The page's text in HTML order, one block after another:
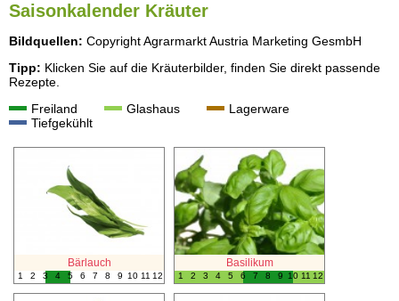
Saisonkalender Kräuter
Bildquellen: Copyright Agrarmarkt Austria Marketing GesmbH
Tipp: Klicken Sie auf die Kräuterbilder, finden Sie direkt passende
Rezepte.
Freiland
Glashaus
Lagerware
Tiefgekühlt
Bärlauch
1 2 3 4 5 6 7 8 9 10 11 12
Basilikum
1 2 3 4 5 6 7 8 9 10 11 12